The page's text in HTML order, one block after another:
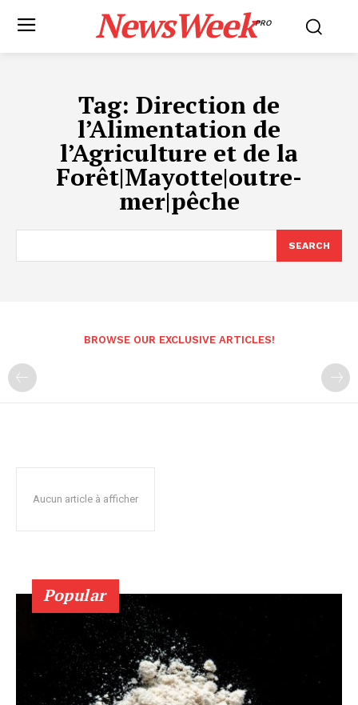
NewsWeekPRO
Tag: Direction de
l’Alimentation de
l’Agriculture et de la
Forêt|Mayotte|outre-
mer|pêche
SEARCH
BROWSE OUR EXCLUSIVE ARTICLES!
Aucun article à afficher
Popular